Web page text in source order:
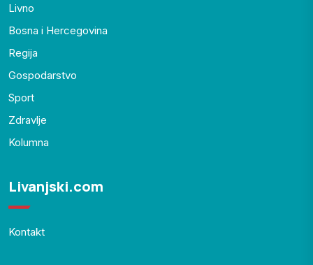
Livno
Bosna i Hercegovina
Regija
Gospodarstvo
Sport
Zdravlje
Kolumna
Livanjski.com
Kontakt